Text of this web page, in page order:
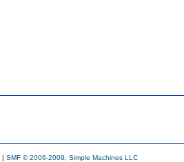
| SMF © 2006-2009, Simple Machines LLC